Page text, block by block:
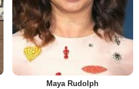
Maya Rudolph